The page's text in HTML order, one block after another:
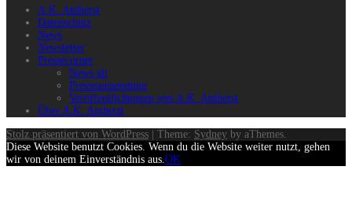
A.K. Amherst
Datenschutz
News
Newsletter
Pressecorner
News alt
Presseaussendung
Veröffentlichungen von A.K. Amherst
Über A.K. Amherst
Stolz präsentiert von WordPress | Theme: Sydney by aThemes.
Diese Website benutzt Cookies. Wenn du die Website weiter nutzt, gehen
wir von deinem Einverständnis aus. OK